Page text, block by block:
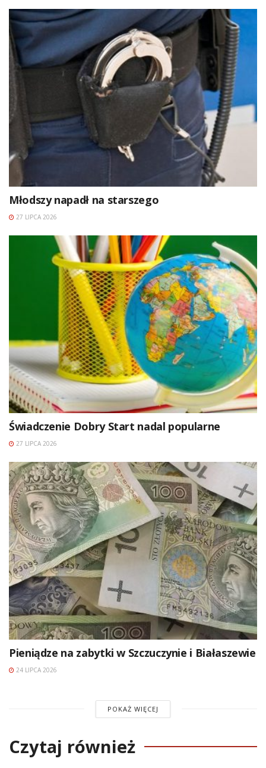
Młodszy napadł na starszego
27 LIPCA 2026
Świadczenie Dobry Start nadal popularne
27 LIPCA 2026
Pieniądze na zabytki w Szczuczynie i Białaszewie
24 LIPCA 2026
POKAŻ WIĘCEJ
Czytaj również